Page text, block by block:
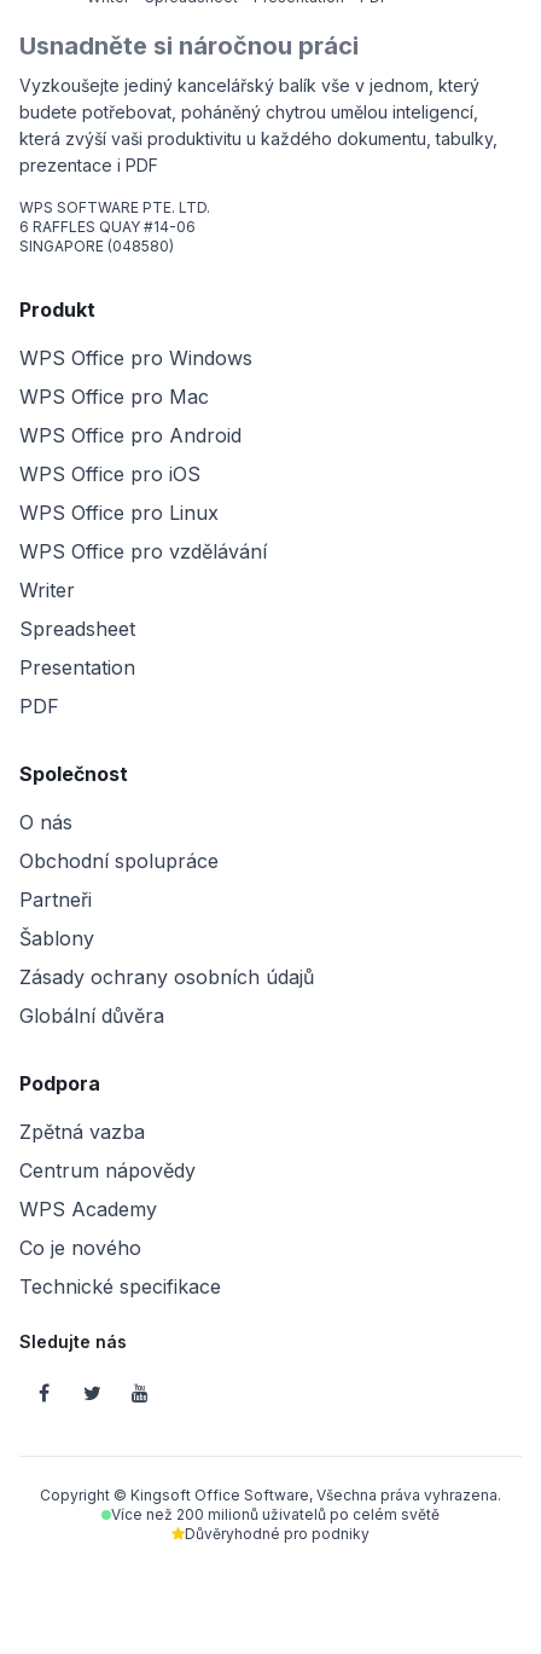
Usnadněte si náročnou práci
Vyzkoušejte jediný kancelářský balík vše v jednom, který
budete potřebovat, poháněný chytrou umělou inteligencí,
která zvýší vaši produktivitu u každého dokumentu, tabulky,
prezentace i PDF
WPS SOFTWARE PTE. LTD.
6 RAFFLES QUAY #14-06
SINGAPORE (048580)
Produkt
WPS Office pro Windows
WPS Office pro Mac
WPS Office pro Android
WPS Office pro iOS
WPS Office pro Linux
WPS Office pro vzdělávání
Writer
Spreadsheet
Presentation
PDF
Společnost
O nás
Obchodní spolupráce
Partneři
Šablony
Zásady ochrany osobních údajů
Globální důvěra
Podpora
Zpětná vazba
Centrum nápovědy
WPS Academy
Co je nového
Technické specifikace
Sledujte nás
Copyright © Kingsoft Office Software, Všechna práva vyhrazena.
Více než 200 milionů uživatelů po celém světě
Důvěryhodné pro podniky